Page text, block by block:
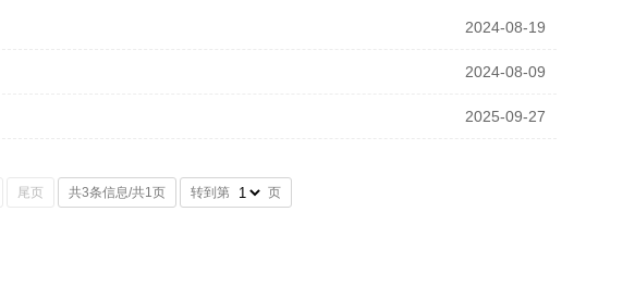
2024-08-19
2024-08-09
2025-09-27
尾页 共3条信息/共1页 转到第 页